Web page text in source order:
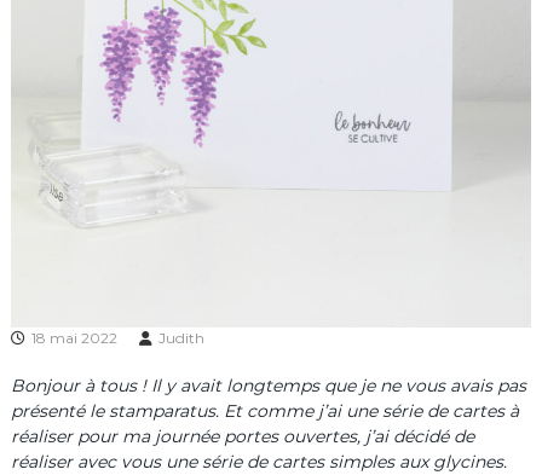
18 mai 2022 Judith
Bonjour à tous ! Il y avait longtemps que je ne vous avais pas
présenté le stamparatus. Et comme j’ai une série de cartes à
réaliser pour ma journée portes ouvertes, j’ai décidé de
réaliser avec vous une série de cartes simples aux glycines.